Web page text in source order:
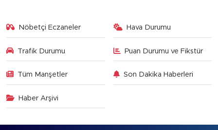
Nöbetçi Eczaneler Hava Durumu
Trafik Durumu Puan Durumu ve Fikstür
Tüm Manşetler Son Dakika Haberleri
Haber Arşivi